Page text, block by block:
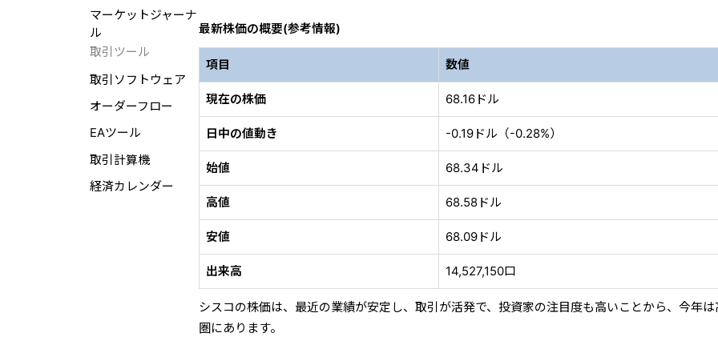
マーケットジャーナ
ル
取引ツール
取引ソフトウェア
オーダーフロー
EAツール
取引計算機
経済カレンダー
最新株価の概要(参考情報)
項目 数値
現在の株価 68.16ドル
日中の値動き -0.19ドル（-0.28%）
始値 68.34ドル
高値 68.58ドル
安値 68.09ドル
出来高 14,527,150口
シスコの株価は、最近の業績が安定し、取引が活発で、投資家の注目度も高いことから、今年は
圏にあります。